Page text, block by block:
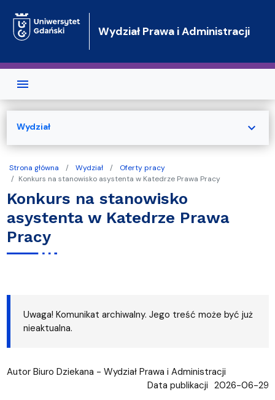
Wydział Prawa i Administracji
Strona główna Wydział
Oferty pracy
Konkurs na stanowisko asystenta w Katedrze Prawa Pracy
Konkurs na stanowisko
asystenta w Katedrze Prawa
Pracy
Uwaga! Komunikat archiwalny. Jego treść może być już
nieaktualna.
Autor Biuro Dziekana - Wydział Prawa i Administracji
Data publikacji 2026-06-29
Wydział expand_more